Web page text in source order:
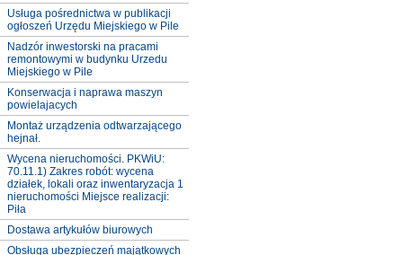
Usługa pośrednictwa w publikacji
ogłoszeń Urzędu Miejskiego w Pile
Nadzór inwestorski na pracami
remontowymi w budynku Urzedu
Miejskiego w Pile
Konserwacja i naprawa maszyn
powielajacych
Montaż urządzenia odtwarzającego
hejnał.
Wycena nieruchomości. PKWiU:
70.11.1) Zakres robót: wycena
działek, lokali oraz inwentaryzacja 1
nieruchomości Miejsce realizacji:
Piła
Dostawa artykułów biurowych
Obsługa ubezpieczeń majątkowych